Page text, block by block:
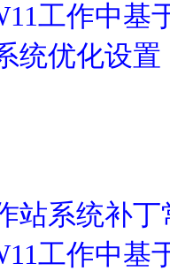
工作中基
统优化设置
站系统补
工作中基